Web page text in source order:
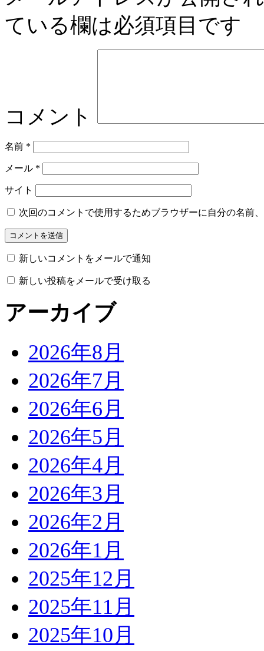
ている欄は必須項目です
コメント
名前 *
メール *
サイト
次回のコメントで使用するためブラウザーに自分の名前
新しいコメントをメールで通知
新しい投稿をメールで受け取る
アーカイブ
2026年8月
2026年7月
2026年6月
2026年5月
2026年4月
2026年3月
2026年2月
2026年1月
2025年12月
2025年11月
2025年10月